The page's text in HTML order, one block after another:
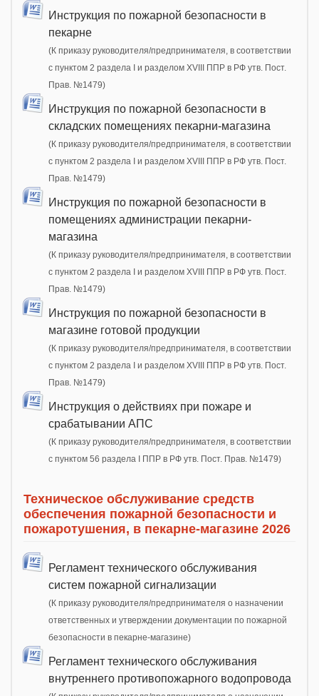
Инструкция по пожарной безопасности в
пекарне
(К приказу руководителя/предпринимателя, в соответствии
с пунктом 2 раздела I и разделом XVIII ППР в РФ утв. Пост.
Прав. №1479)
Инструкция по пожарной безопасности в
складских помещениях пекарни-магазина
(К приказу руководителя/предпринимателя, в соответствии
с пунктом 2 раздела I и разделом XVIII ППР в РФ утв. Пост.
Прав. №1479)
Инструкция по пожарной безопасности в
помещениях администрации пекарни-
магазина
(К приказу руководителя/предпринимателя, в соответствии
с пунктом 2 раздела I и разделом XVIII ППР в РФ утв. Пост.
Прав. №1479)
Инструкция по пожарной безопасности в
магазине готовой продукции
(К приказу руководителя/предпринимателя, в соответствии
с пунктом 2 раздела I и разделом XVIII ППР в РФ утв. Пост.
Прав. №1479)
Инструкция о действиях при пожаре и
срабатывании АПС
(К приказу руководителя/предпринимателя, в соответствии
с пунктом 56 раздела I ППР в РФ утв. Пост. Прав. №1479)
Техническое обслуживание средств
обеспечения пожарной безопасности и
пожаротушения, в пекарне-магазине 2026
Регламент технического обслуживания
систем пожарной сигнализации
(К приказу руководителя/предпринимателя о назначении
ответственных и утверждении документации по пожарной
безопасности в пекарне-магазине)
Регламент технического обслуживания
внутреннего противопожарного водопровода